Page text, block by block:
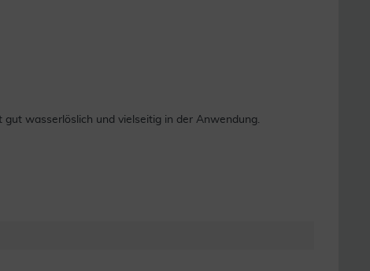
wasserlöslich und vielseitig in der Anwendung.